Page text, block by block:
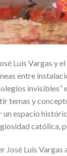
Luis Vargas y
entre
invisibles”
temas y
espacio
católica,
José Luis